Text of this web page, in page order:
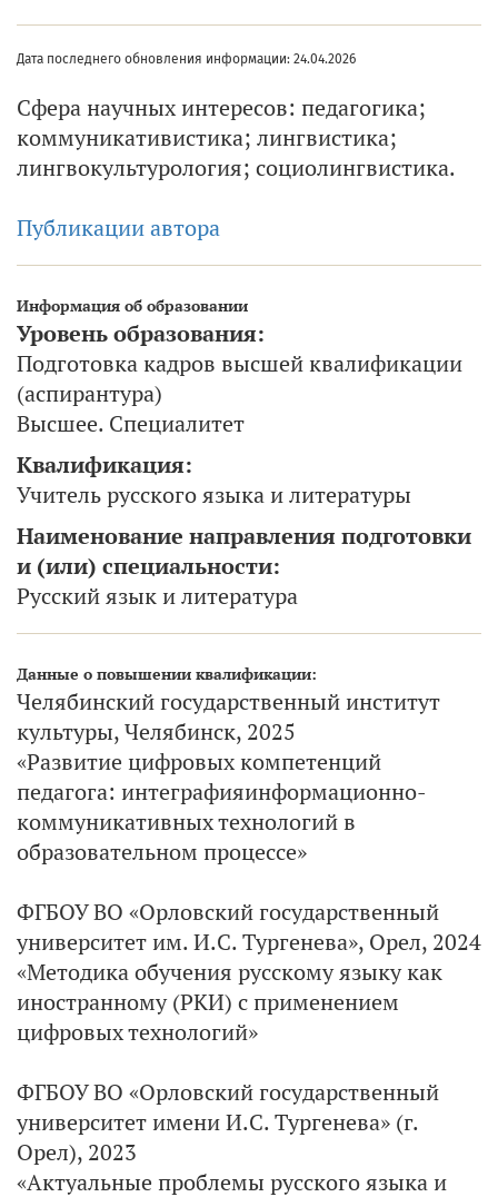
Дата последнего обновления информации: 24.04.2026
Сфера научных интересов: педагогика;
коммуникативистика; лингвистика;
лингвокультурология; социолингвистика.
Публикации автора
Информация об образовании
Уровень образования:
Подготовка кадров высшей квалификации
(аспирантура)
Высшее. Специалитет
Квалификация:
Учитель русского языка и литературы
Наименование направления подготовки
и (или) специальности:
Русский язык и литература
Данные о повышении квалификации:
Челябинский государственный институт
культуры, Челябинск, 2025
«Развитие цифровых компетенций
педагога: интеграфияинформационно-
коммуникативных технологий в
образовательном процессе»
ФГБОУ ВО «Орловский государственный
университет им. И.С. Тургенева», Орел, 2024
«Методика обучения русскому языку как
иностранному (РКИ) с применением
цифровых технологий»
ФГБОУ ВО «Орловский государственный
университет имени И.С. Тургенева» (г.
Орел), 2023
«Актуальные проблемы русского языка и